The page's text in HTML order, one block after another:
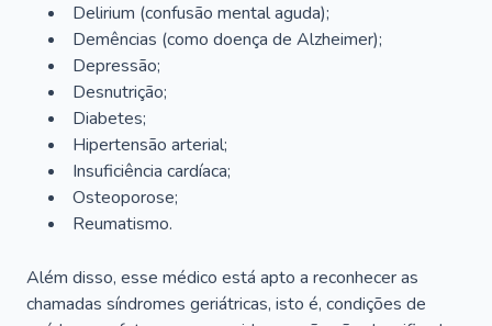
Delirium (confusão mental aguda);
Demências (como doença de Alzheimer);
Depressão;
Desnutrição;
Diabetes;
Hipertensão arterial;
Insuficiência cardíaca;
Osteoporose;
Reumatismo.
Além disso, esse médico está apto a reconhecer as
chamadas síndromes geriátricas, isto é, condições de